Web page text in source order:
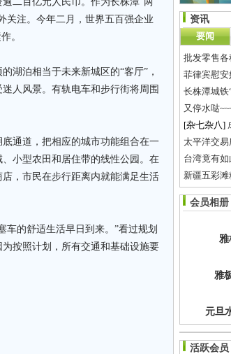
关注。今年二月，世界五百强企业
。
泊相当于未来新城区的“客厅”，
人风景。有轨电车和步行街将周围
通道，把相应的城市功能组合在一
小型农田和居住带的线性公园。在
，市民在步行距离内就能满足生活
的舒适生活早日到来。”看过规划
按照计划，所有交通和基础设施要
资讯
要闻
菲律宾慰
长株潭城铁
又停水哒
[杂七杂八]
台湾竟有
新疆五彩
西安艺星
鲶鱼炖茄子
会员相册
雅
雅
元旦
活跃会员